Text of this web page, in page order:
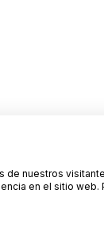
de nuestros
en el sitio